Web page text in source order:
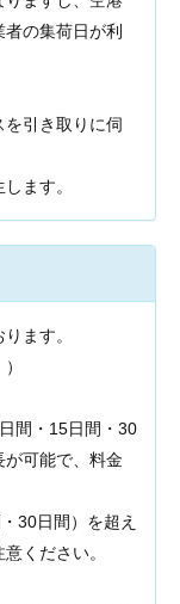
の集荷日が利
引き取りに伺
ます。
ます。
間・15日間・30
が可能で、料金
30日間）を超え
ください。